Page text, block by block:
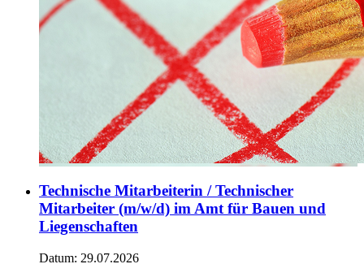
Technische Mitarbeiterin / Technischer
Mitarbeiter (m/w/d) im Amt für Bauen und
Liegenschaften
Datum: 29.07.2026